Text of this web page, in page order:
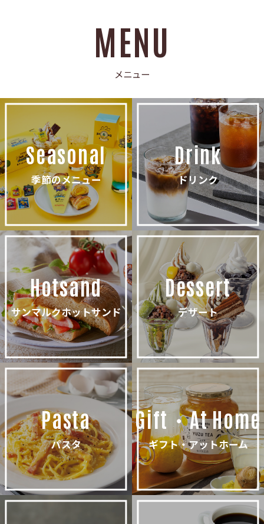
MENU
メニュー
Seasonal
季節のメニュー
Drink
ドリンク
Hotsand
サンマルクホットサンド
Dessert
デザート
Pasta
パスタ
Gift・At Home
ギフト・アットホーム